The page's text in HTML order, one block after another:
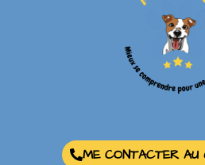
ME CONTACTER